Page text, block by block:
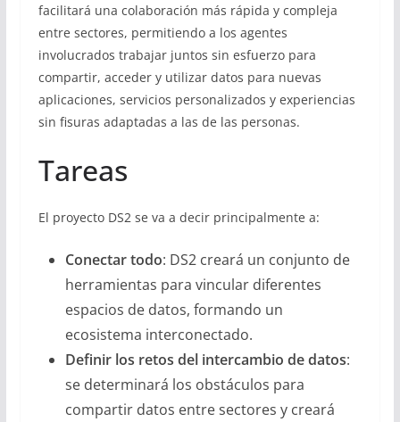
facilitará una colaboración más rápida y compleja
entre sectores, permitiendo a los agentes
involucrados trabajar juntos sin esfuerzo para
compartir, acceder y utilizar datos para nuevas
aplicaciones, servicios personalizados y experiencias
sin fisuras adaptadas a las de las personas.
Tareas
El proyecto DS2 se va a decir principalmente a:
Conectar todo: DS2 creará un conjunto de
herramientas para vincular diferentes
espacios de datos, formando un
ecosistema interconectado.
Definir los retos del intercambio de datos:
se determinará los obstáculos para
compartir datos entre sectores y creará